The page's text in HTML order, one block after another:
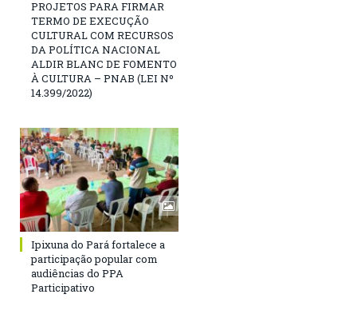
PROJETOS PARA FIRMAR
TERMO DE EXECUÇÃO
CULTURAL COM RECURSOS
DA POLÍTICA NACIONAL
ALDIR BLANC DE FOMENTO
À CULTURA – PNAB (LEI Nº
14.399/2022)
Ipixuna do Pará fortalece a
participação popular com
audiências do PPA
Participativo